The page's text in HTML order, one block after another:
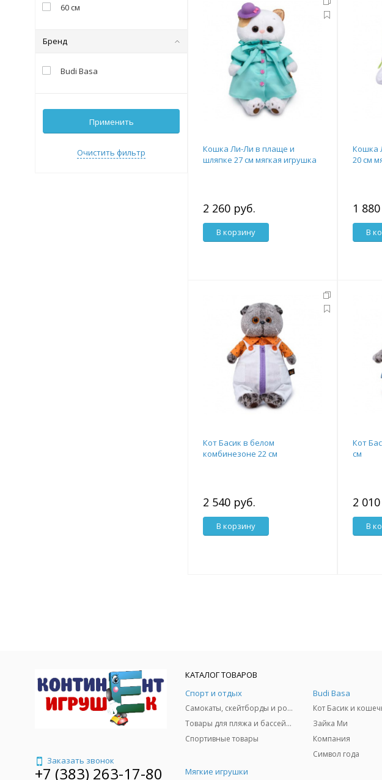
60 см
Бренд
Budi Basa
Применить
Очистить фильтр
Кошка Ли-Ли в плаще и
шляпке 27 см мягкая игрушка
2 260 руб.
В корзину
Кошка
20 см
1
В
Кот Басик в белом
комбинезоне 22 см
2 540 руб.
В корзину
Кот
см
2
В
Заказать звонок
+7 (383) 263-17-80
КАТАЛОГ ТОВАРОВ
Спорт и отдых
Самокаты, скейтборды и ролики
Товары для пляжа и бассейны
Спортивные товары
Budi Basa
Кот Басик и
Зайка Ми
Компания
Символ года
Мягкие игрушки